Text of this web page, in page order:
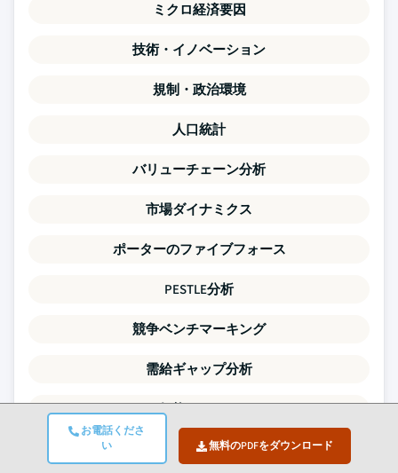
お電話くださ
い
無料のPDFをダウンロード
ミクロ経済要因
技術・イノベーション
規制・政治環境
人口統計
バリューチェーン分析
市場ダイナミクス
ポーターのファイブフォース
PESTLE分析
競争ベンチマーキング
需給ギャップ分析
価格トレンド
SWOT分析